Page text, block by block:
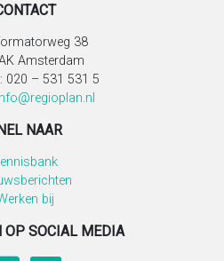
38
Amsterdam
020 – 531 531 5
NAAR
bij
OP SOCIAL MEDIA